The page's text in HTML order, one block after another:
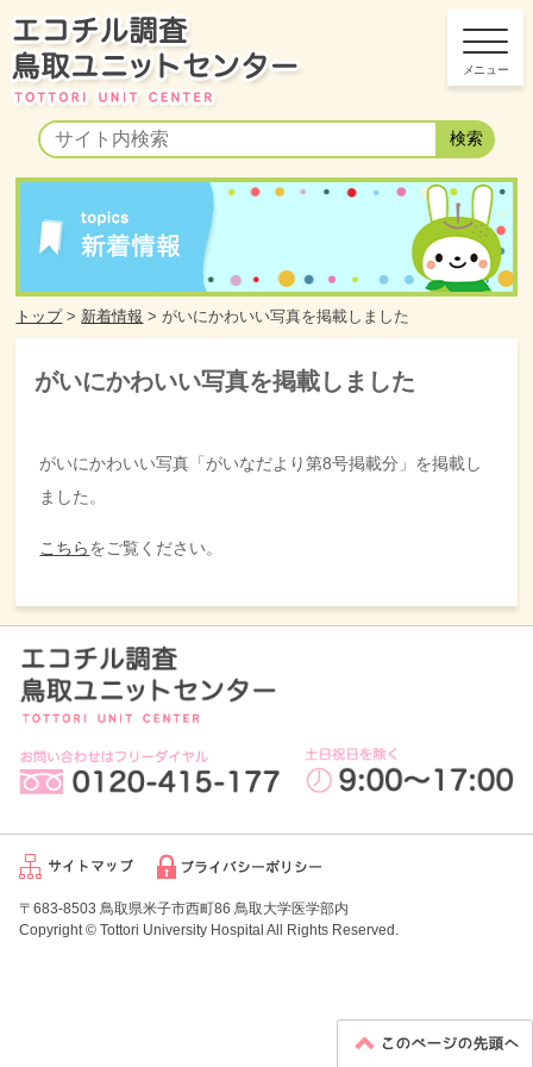
トップ> 新着情報 > がいにかわいい写真を掲載しました
がいにかわいい写真を掲載しました
がいにかわいい写真「がいなだより第8号掲載分」を掲載し
ました。
こちらをご覧ください。
〒683-8503 鳥取県米子市西町86 鳥取大学医学部内
Copyright © Tottori University Hospital All Rights Reserved.